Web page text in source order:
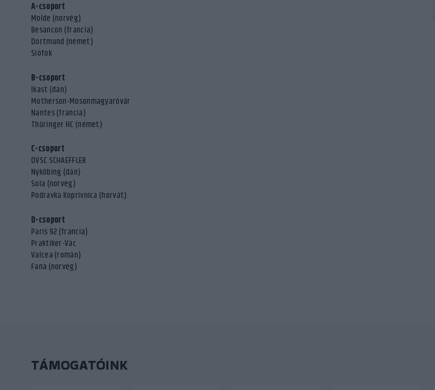
A-csoport
Molde (norvég)
Besancon (francia)
Dortmund (német)
Siófok
B-csoport
Ikast (dán)
Motherson-Mosonmagyaróvár
Nantes (francia)
Thüringer HC (német)
C-csoport
DVSC SCHAEFFLER
Nyköbing (dán)
Sola (norvég)
Podravka Koprivnica (horvát)
D-csoport
Paris 92 (francia)
Praktiker-Vác
Valcea (román)
Fana (norvég)
TÁMOGATÓINK